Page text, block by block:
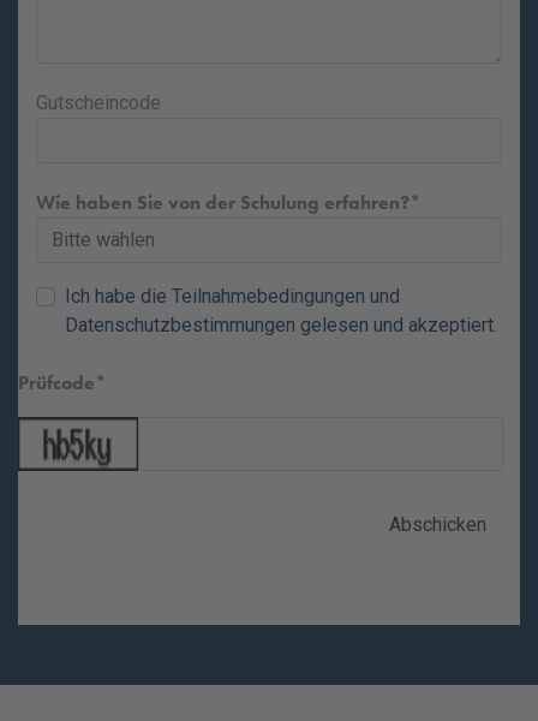
Gutscheincode
Wie haben Sie von der Schulung erfahren?
Ich habe die Teilnahmebedingungen und
Datenschutzbestimmungen gelesen und akzeptiert.
Prüfcode
Abschicken